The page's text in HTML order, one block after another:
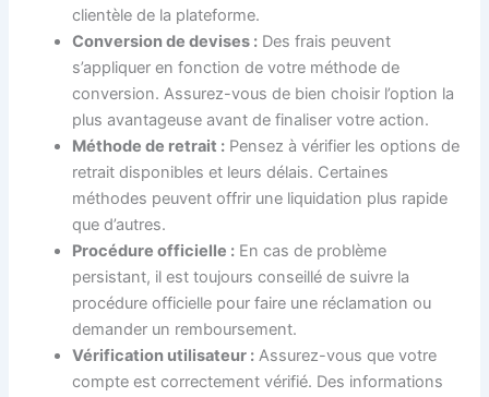
clientèle de la plateforme.
Conversion de devises : Des frais peuvent
s’appliquer en fonction de votre méthode de
conversion. Assurez-vous de bien choisir l’option la
plus avantageuse avant de finaliser votre action.
Méthode de retrait : Pensez à vérifier les options de
retrait disponibles et leurs délais. Certaines
méthodes peuvent offrir une liquidation plus rapide
que d’autres.
Procédure officielle : En cas de problème
persistant, il est toujours conseillé de suivre la
procédure officielle pour faire une réclamation ou
demander un remboursement.
Vérification utilisateur : Assurez-vous que votre
compte est correctement vérifié. Des informations